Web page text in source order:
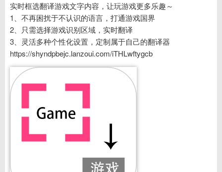
实时框选翻译游戏文字内容，让玩游戏更多乐趣～
1、不再困扰于不认识的语言，打通游戏国界
2、只需选择游戏识别区域，实时翻译
3、灵活多种个性化设置，定制属于自己的翻译器
https://shyndpbejc.lanzoui.com/iTHLwftygcb